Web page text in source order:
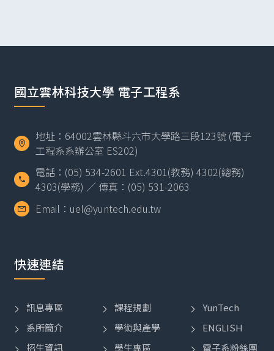
國立雲林科技大學 電子工程系
地址：64002雲林縣斗六市大學路三段123號 (電子
工程系系辦公室 ES202)
電話：(05) 534-2601 Ext.4301(教務) 4302(總務)
4303(學務) ／ 傳真：(05) 531-2063
Email：uel@yuntech.edu.tw
快速連結
訊息專區
系所簡介
招生資訊
課程規劃
學術與產學
學生專區
YunTech
ENGLISH
電子系粉絲團